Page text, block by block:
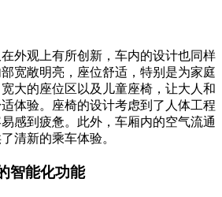
外观上有所创新，车内的设计也同样
宽敞明亮，座位舒适，特别是为家庭
大的座位区以及儿童座椅，让大人和
体验。座椅的设计考虑到了人体工程
感到疲惫。此外，车厢内的空气流通
清新的乘车体验。
智能化功能